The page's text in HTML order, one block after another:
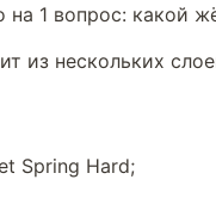
на 1 вопрос: какой
из нескольких
Spring Hard;